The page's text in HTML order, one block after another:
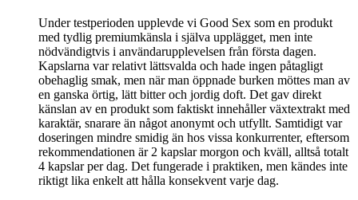
Under testperioden upplevde vi Good Sex som en produkt
med tydlig premiumkänsla i själva upplägget, men inte
nödvändigtvis i användarupplevelsen från första dagen.
Kapslarna var relativt lättsvalda och hade ingen påtagligt
obehaglig smak, men när man öppnade burken möttes man av
en ganska örtig, lätt bitter och jordig doft. Det gav direkt
känslan av en produkt som faktiskt innehåller växtextrakt med
karaktär, snarare än något anonymt och utfyllt. Samtidigt var
doseringen mindre smidig än hos vissa konkurrenter, eftersom
rekommendationen är 2 kapslar morgon och kväll, alltså totalt
4 kapslar per dag. Det fungerade i praktiken, men kändes inte
riktigt lika enkelt att hålla konsekvent varje dag.